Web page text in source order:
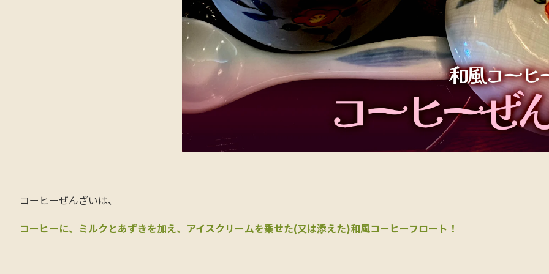
コーヒーぜんざいは、
コーヒーに、ミルクとあずきを加え、アイスクリームを乗せた(又は添えた)和風コーヒーフロート！